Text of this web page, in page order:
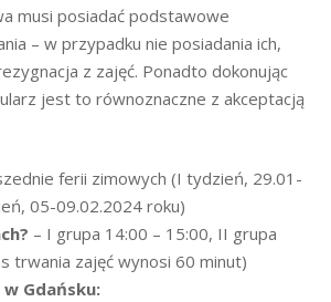
musi posiadać podstawowe
– w przypadku nie posiadania ich,
z zajęć. Ponadto dokonując
jest to równoznaczne z akceptacją
ferii zimowych (I tydzień, 29.01-
05-09.02.2024 roku)
– I grupa 14:00 – 15:00, II grupa
trwania zajęć wynosi 60 minut)
w Gdańsku: